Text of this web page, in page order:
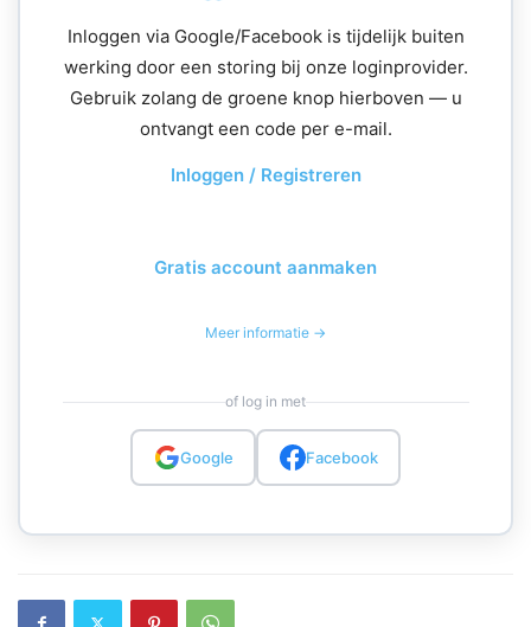
Inloggen via Google/Facebook is tijdelijk buiten
werking door een storing bij onze loginprovider.
Gebruik zolang de groene knop hierboven — u
ontvangt een code per e-mail.
Inloggen / Registreren
Gratis account aanmaken
Meer informatie →
of log in met
Google Facebook